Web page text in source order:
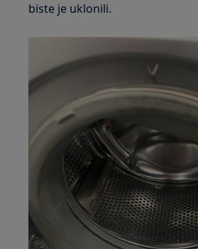
biste je uklonili.